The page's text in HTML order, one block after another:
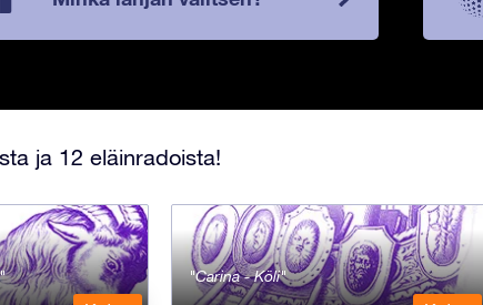
ja 12 eläinradoista!
Carina - Köli